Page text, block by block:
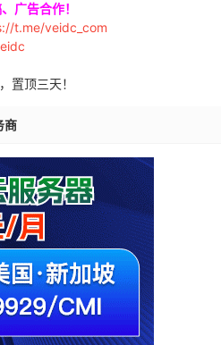
广告合作！
t.me/veidc_com
置顶三天！
商